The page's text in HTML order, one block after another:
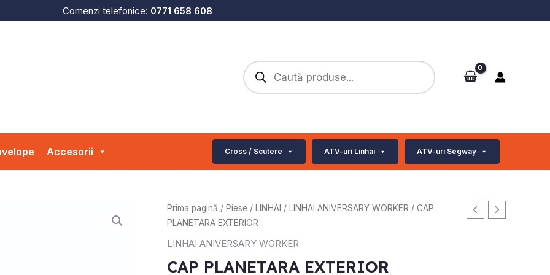
Comenzi telefonice: 0771 658 608
Products
search
Accesorii Cross / Scutere ATV-uri Linhai ATV-uri Segway
Prima pagină / Piese / LINHAI / LINHAI ANIVERSARY WORKER / CAP
PLANETARA EXTERIOR
LINHAI ANIVERSARY WORKER
CAP PLANETARA EXTERIOR
Cantitate
CAP